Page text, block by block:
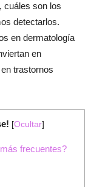
cuáles son los
detectarlos.
en dermatología
en
trastornos
[Ocultar]
frecuentes?